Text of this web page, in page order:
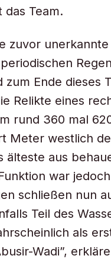
das Team.
zuvor
zum Ende dieses
Relikte eines
rund 360 mal
Meter westlich
älteste aus
war
schließen nun
Teil des
als
Wadi”,